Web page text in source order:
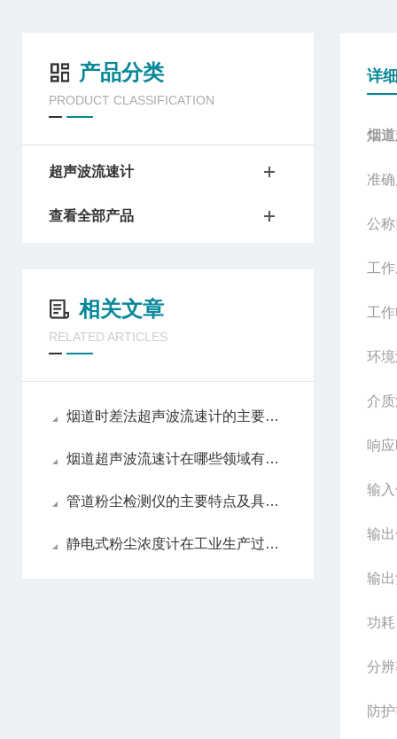
产品分类
PRODUCT CLASSIFICATION
超声波流速计
查看全部产品
相关文章
RELATED ARTICLES
烟道时差法超声波流速计的主要作用
烟道超声波流速计在哪些领域有应用前景
管道粉尘检测仪的主要特点及具体应用场景
静电式粉尘浓度计在工业生产过程中的作用
详
烟
准
公
工
工
环
介
响
输
输
输
功
分
防